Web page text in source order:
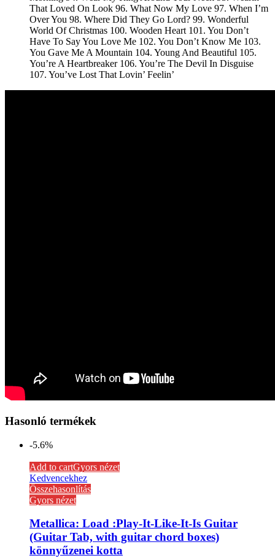
That Loved On Look 96. What Now My Love 97. When I’m
Over You 98. Where Did They Go Lord? 99. Wonderful
World Of Christmas 100. Wooden Heart 101. You Don’t
Have To Say You Love Me 102. You Don’t Know Me 103.
You Gave Me A Mountain 104. Young And Beautiful 105.
You’re A Heartbreaker 106. You’re The Devil In Disguise
107. You’ve Lost That Lovin’ Feelin’
Hasonló termékek
-5.6%
Add to cartGyors nézet
Kedvencekhez
Összehasonlítás
Gyors nézet
Metallica: Load :Play-It-Like-It-Is Guitar
(Guitar Tab, with guitar chord boxes)
könnyűzenei kotta